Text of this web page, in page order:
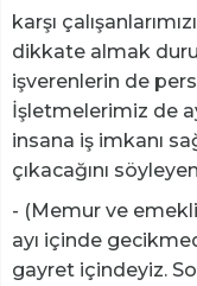
karşı
dikkate almak
işverenlerin de
İşletmelerimiz de
insana iş imkanı
çıkacağını
- (Memur ve
ayı içinde
gayret içindeyiz.